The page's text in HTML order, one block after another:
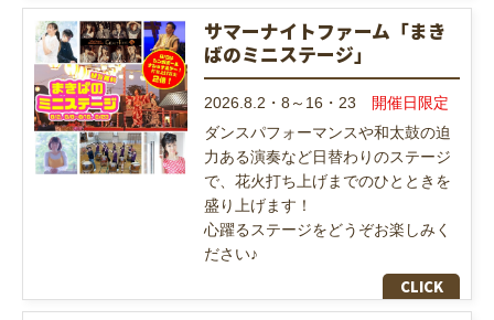
サマーナイトファーム「まき
ばのミニステージ」
2026.8.2・8～16・23 開催日限定
ダンスパフォーマンスや和太鼓の迫
力ある演奏など日替わりのステージ
で、花火打ち上げまでのひとときを
盛り上げます！
心躍るステージをどうぞお楽しみく
ださい♪